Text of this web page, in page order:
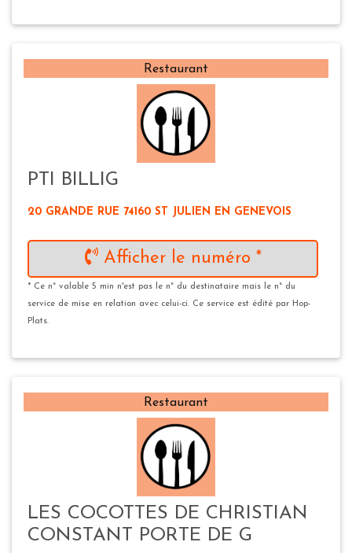
Restaurant
PTI BILLIG
20 GRANDE RUE 74160 ST JULIEN EN GENEVOIS
Afficher le numéro *
* Ce n° valable 5 min n'est pas le n° du destinataire mais le n° du
service de mise en relation avec celui-ci. Ce service est édité par Hop-
Plats.
Restaurant
LES COCOTTES DE CHRISTIAN
CONSTANT PORTE DE G